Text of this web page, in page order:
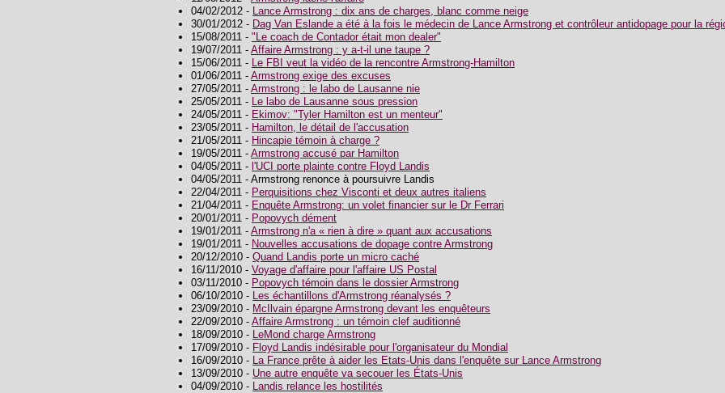
04/02/2012 -
Lance Armstrong : dix ans de charges, blanc comme neige
30/01/2012 - Dag Van Eslande a été à la fois le médecin de Lance Armstrong et contrôleur antidopage pour la
15/08/2011 - "Le coach de Contador était mon dealer"
19/07/2011 - Affaire Armstrong : y a-t-il une taupe ?
15/06/2011 -
Le FBI veut la vidéo de la rencontre Armstrong-Hamilton
01/06/2011 - Armstrong exige des excuses
27/05/2011 - Armstrong : le labo de Lausanne nie
25/05/2011 -
Le labo de Lausanne sous pression
24/05/2011 - Ekimov: "Tyler Hamilton est un menteur"
23/05/2011 - Hamilton, le détail de l'accusation
21/05/2011 - Hincapie témoin à charge ?
19/05/2011 - Armstrong accusé par Hamilton
04/05/2011 - l'UCI porte plainte contre Floyd Landis
04/05/2011 - Armstrong renonce à poursuivre Landis
22/04/2011 - Perquisitions chez Visconti et deux autres italiens
21/04/2011 - Enquête Armstrong: un volet financier sur le Dr Ferrari
20/01/2011 - Popovych dément
19/01/2011 - Armstrong n'a « rien à dire » quant aux accusations
19/01/2011 - Nouvelles accusations de dopage contre Armstrong
20/12/2010 - Quand Landis porte un micro caché
16/11/2010 - Voyage d'affaire pour l'affaire US Postal
03/11/2010 - Popovych témoin dans le dossier Armstrong
06/10/2010 -
Les échantillons d'Armstrong réanalysés ?
23/09/2010 - McIlvain épargne Armstrong devant les enquêteurs
22/09/2010 - Affaire Armstrong : un témoin clef auditionné
18/09/2010 -
LeMond charge Armstrong
17/09/2010 - Floyd Landis indésirable pour l'organisateur du Mondial
16/09/2010 -
La France prête à aider les Etats-Unis dans l'enquête sur Lance Armstrong
13/09/2010 - Une autre enquête va secouer les États-Unis
04/09/2010 -
Landis relance les hostilités